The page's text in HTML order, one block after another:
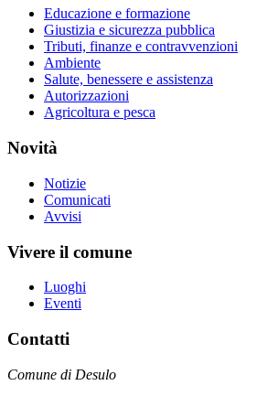
Educazione e formazione
Giustizia e sicurezza pubblica
Tributi, finanze e contravvenzioni
Ambiente
Salute, benessere e assistenza
Autorizzazioni
Agricoltura e pesca
Novità
Notizie
Comunicati
Avvisi
Vivere il comune
Luoghi
Eventi
Contatti
Comune di Desulo